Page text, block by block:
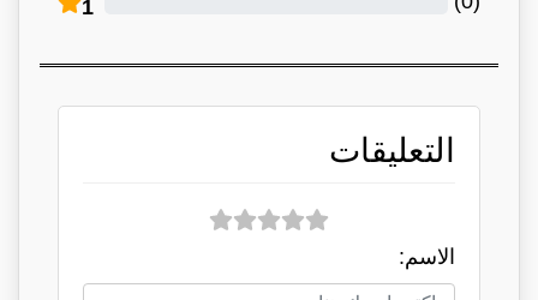
1
التعليقات
الاسم: